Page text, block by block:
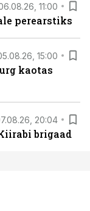
11:00
perearstiks
15:00
kaotas
20:04
brigaad